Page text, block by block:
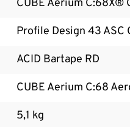
CUBE Aerium C:68X®
Profile Design 43 ASC
ACID Bartape RD
CUBE Aerium C:68
5,1 kg